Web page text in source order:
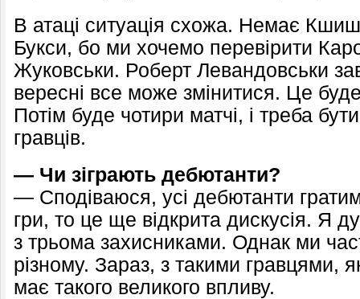
В атаці ситуація схожа. Немає
Букси, бо ми хочемо перевірити
Жуковськи. Роберт Левандовськи
вересні все може змінитися. Це
Потім буде чотири матчі, і треба
гравців.
— Чи зіграють дебютанти?
— Сподіваюся, усі дебютанти
гри, то це ще відкрита дискусія. Я
з трьома захисниками. Однак ми
різному. Зараз, з такими гравцями,
має такого великого впливу.